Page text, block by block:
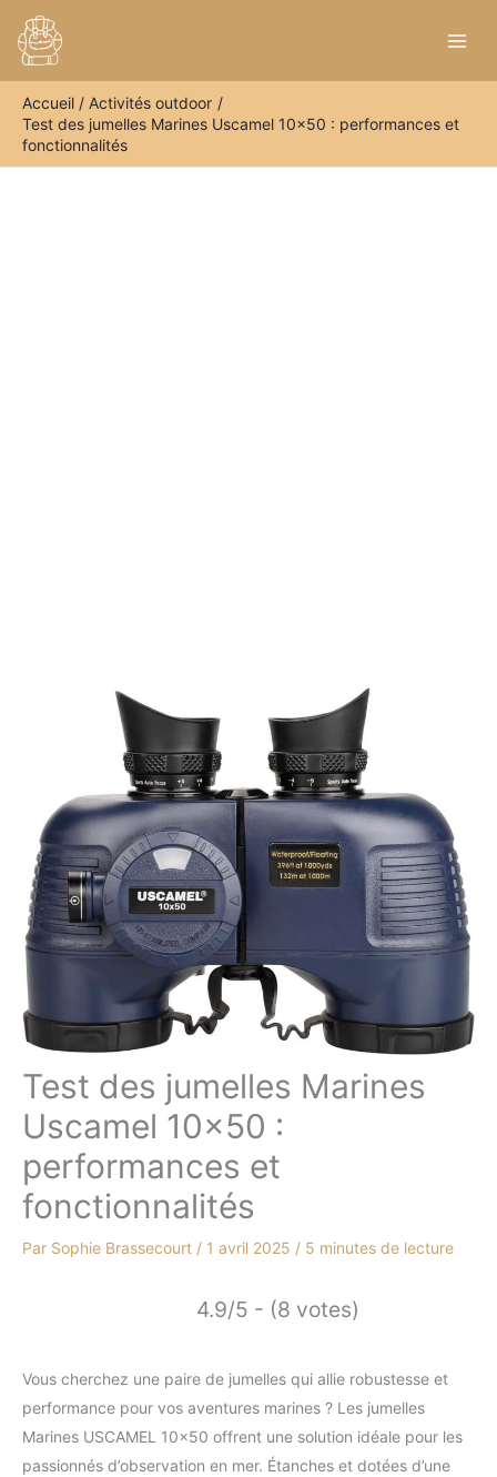
contenu
Accueil
Activités outdoor
Test des jumelles Marines Uscamel 10×50 : performances et
fonctionnalités
Test des jumelles Marines
Uscamel 10×50 :
performances et
fonctionnalités
Par Sophie Brassecourt / 1 avril 2025 / 5 minutes de lecture
4.9/5 - (8 votes)
Vous cherchez une paire de jumelles qui allie robustesse et
performance pour vos aventures marines ? Les jumelles
Marines USCAMEL 10×50 offrent une solution idéale pour les
passionnés d’observation en mer. Étanches et dotées d’une
e
h
e
r